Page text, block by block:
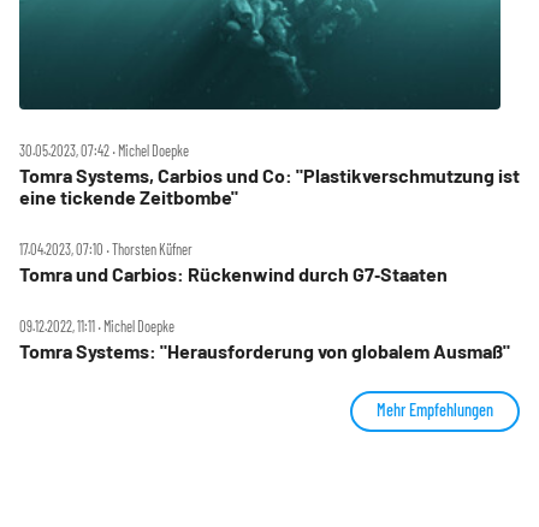
30.05.2023, 07:42 ‧ Michel Doepke
Tomra Systems, Carbios und Co: "Plastikverschmutzung ist
eine tickende Zeitbombe"
17.04.2023, 07:10 ‧ Thorsten Küfner
Tomra und Carbios: Rückenwind durch G7‑Staaten
09.12.2022, 11:11 ‧ Michel Doepke
Tomra Systems: "Herausforderung von globalem Ausmaß"
Mehr Empfehlungen